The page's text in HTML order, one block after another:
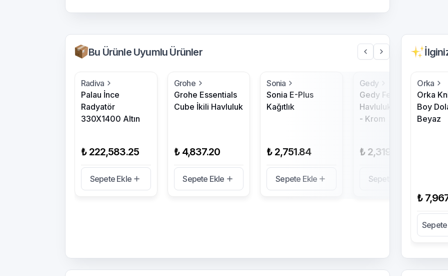
Bu Ürünle Uyumlu Ürünler
Radiva
Palau İnce
Radyatör
330X1400 Altın
₺ 222,583.25
Sepete Ekle
Grohe
Grohe Essentials
Cube İkili Havluluk
₺ 4,837.20
Sepete Ekle
Sonia
Sonia E-Plus
Kağıtlık
₺ 2,751.84
Sepete Ekle
Gedy
Gedy Febo
Havluluk,Uzun,35Cm
- Krom
₺ 2,319.60
Sepete Ekle
Orka
Orka
Boy
Beyaz
₺